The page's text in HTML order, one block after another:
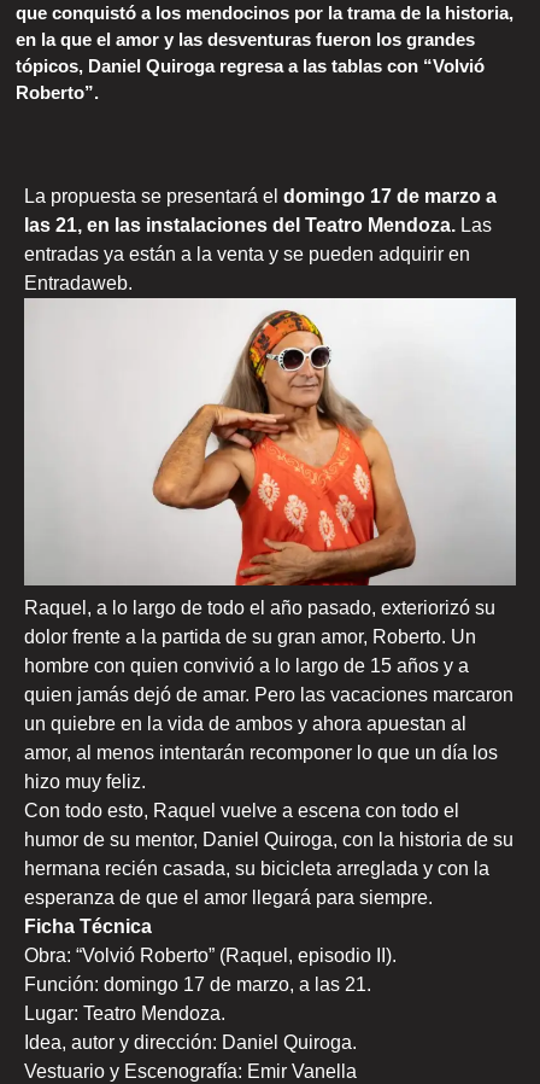
que conquistó a los mendocinos por la trama de la historia,
en la que el amor y las desventuras fueron los grandes
tópicos, Daniel Quiroga regresa a las tablas con “Volvió
Roberto”.
La propuesta se presentará el domingo 17 de marzo a
las 21, en las instalaciones del Teatro Mendoza. Las
entradas ya están a la venta y se pueden adquirir en
Entradaweb.
Raquel, a lo largo de todo el año pasado, exteriorizó su
dolor frente a la partida de su gran amor, Roberto. Un
hombre con quien convivió a lo largo de 15 años y a
quien jamás dejó de amar. Pero las vacaciones marcaron
un quiebre en la vida de ambos y ahora apuestan al
amor, al menos intentarán recomponer lo que un día los
hizo muy feliz.
Con todo esto, Raquel vuelve a escena con todo el
humor de su mentor, Daniel Quiroga, con la historia de su
hermana recién casada, su bicicleta arreglada y con la
esperanza de que el amor llegará para siempre.
Ficha Técnica
Obra: “Volvió Roberto” (Raquel, episodio II).
Función: domingo 17 de marzo, a las 21.
Lugar: Teatro Mendoza.
Idea, autor y dirección: Daniel Quiroga.
Vestuario y Escenografía: Emir Vanella